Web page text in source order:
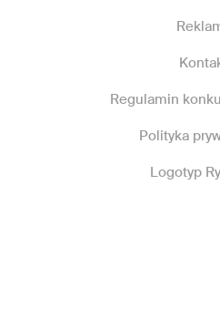
Regulamin
Polityka
Logotyp